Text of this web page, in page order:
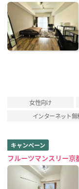
女性向け
インターネット無
キャンペーン
フルーツマンスリー